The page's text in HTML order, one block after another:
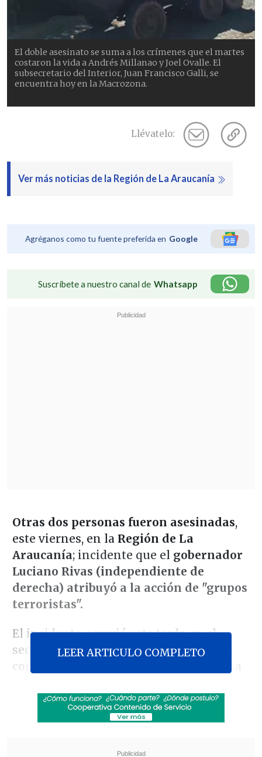
El doble asesinato se suma a los crímenes que el martes
costaron la vida a Andrés Millanao y Joel Ovalle. El
subsecretario del Interior, Juan Francisco Galli, se
encuentra hoy en la Macrozona.
Llévatelo:
Ver más noticias de la Región de La Araucanía
Agréganos como tu fuente preferida en Google
Suscríbete a nuestro canal de Whatsapp
Otras dos personas fueron asesinadas,
este viernes, en la Región de La
Araucanía; incidente que el gobernador
Luciano Rivas (independiente de
derecha) atribuyó a la acción de "grupos
terroristas".
El incidente ocurrió esta tarde en el
sector Chacamo, en laruta que une las
comunas de Carahue y Tirúa
el martes a la Macrozona Sur: los de
Andrés MillanaoyJoel Ovalle
LEER ARTICULO COMPLETO